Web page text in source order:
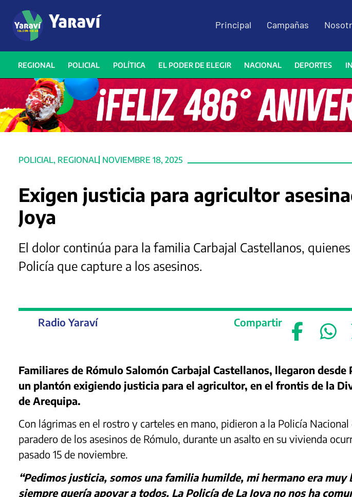
Principal Campañas
REGIONAL POLICIAL POLÍTICA EL PODER DE ELEGIR NACIONAL DEPORTES
POLICIAL, REGIONAL NOVIEMBRE 18, 2025
Exigen justicia para agricultor
Joya
El dolor continúa para la familia Carbajal Castellanos,
Policía que capture a los asesinos.
Radio Yaraví Compartir
Familiares de Rómulo Salomón Carbajal Castellanos, llegaron desde
un plantón exigiendo justicia para el agricultor, en el frontis de la
de Arequipa.
Con lágrimas en el rostro y carteles en mano, pidieron a la Policía Nacional
paradero de los asesinos de Rómulo, durante un asalto en su vivienda
pasado 15 de noviembre.
“Pedimos justicia, somos una familia humilde, mi hermano era muy
siempre quería apoyar a todos. La Policía de La Joya no nos ha